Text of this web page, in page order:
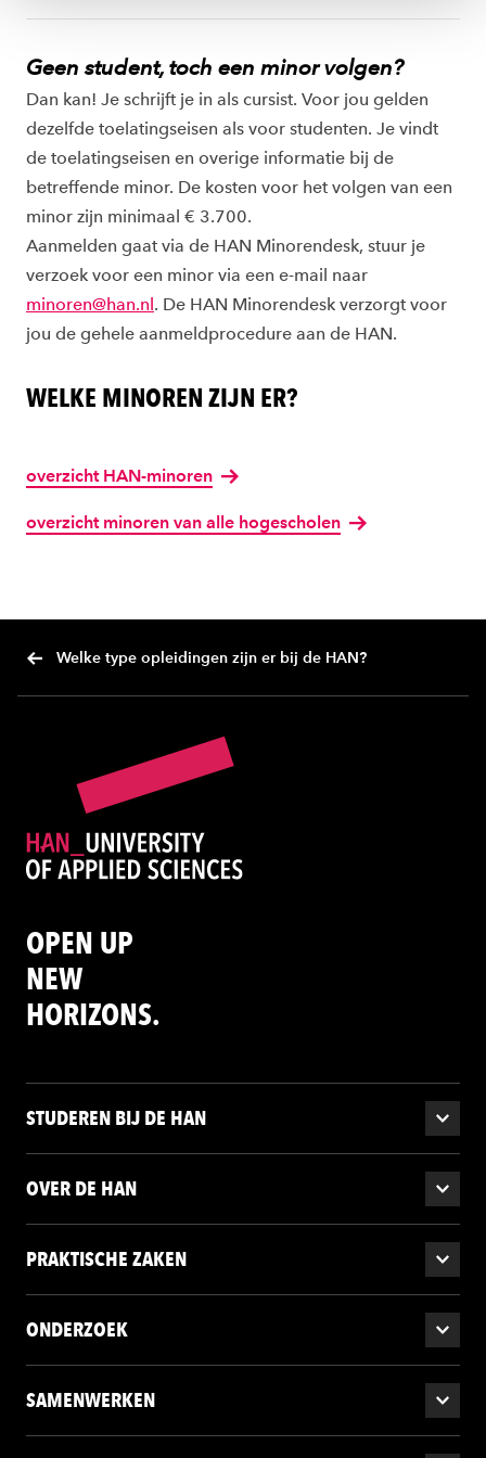
Geen student, toch een minor volgen?
Dan kan! Je schrijft je in als cursist. Voor jou gelden
dezelfde toelatingseisen als voor studenten. Je vindt
de toelatingseisen en overige informatie bij de
betreffende minor. De kosten voor het volgen van een
minor zijn minimaal € 3.700.
Aanmelden gaat via de HAN Minorendesk, stuur je
verzoek voor een minor via een e-mail naar
minoren@han.nl. De HAN Minorendesk verzorgt voor
jou de gehele aanmeldprocedure aan de HAN.
WELKE MINOREN ZIJN ER?
overzicht HAN-minoren
overzicht minoren van alle hogescholen
Welke type opleidingen zijn er bij de HAN?
OPEN UP
NEW
HORIZONS.
STUDEREN BIJ DE HAN
OVER DE HAN
PRAKTISCHE ZAKEN
ONDERZOEK
SAMENWERKEN